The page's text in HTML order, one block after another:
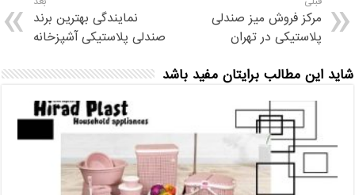
مرکز فروش میز صندلی
پلاستیکی در تهران
نمایندگی بهترین برند
صندلی پلاستیکی آشپزخانه
شاید این مطالب برایتان مفید باشد